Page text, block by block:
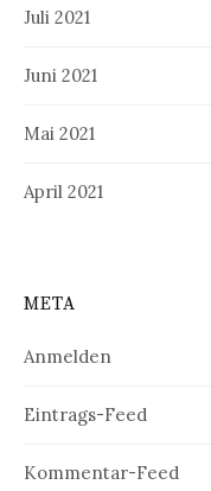
Juli 2021
Juni 2021
Mai 2021
April 2021
META
Anmelden
Eintrags-Feed
Kommentar-Feed